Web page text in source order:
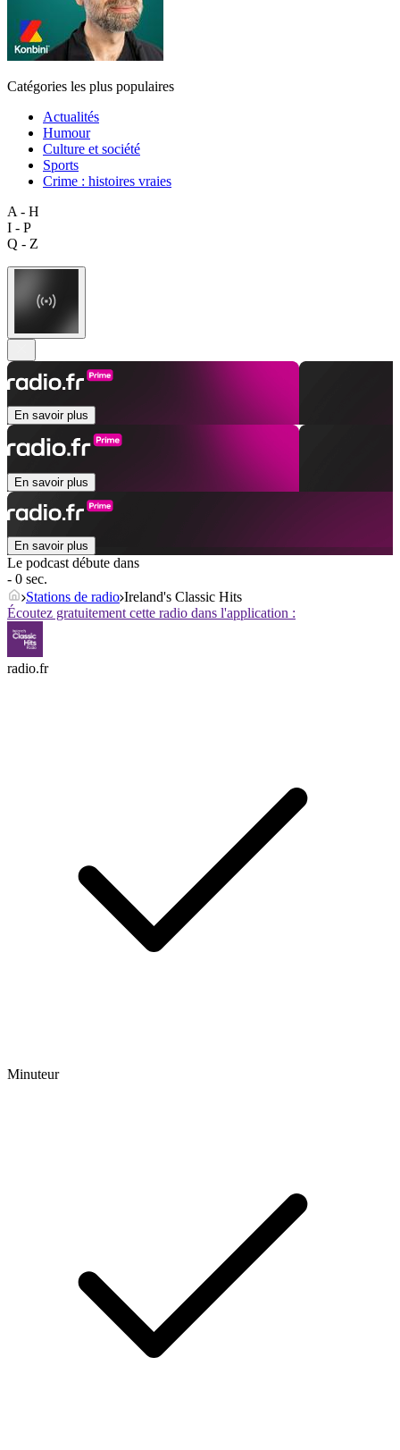
Catégories les plus populaires
Actualités
Humour
Culture et société
Sports
Crime : histoires vraies
A - H
I - P
Q - Z
En savoir plus
En savoir plus
En savoir plus
Le podcast débute dans
- 0 sec.
Stations de radio Ireland's Classic Hits
Écoutez gratuitement cette radio dans l'application :
radio.fr
Minuteur